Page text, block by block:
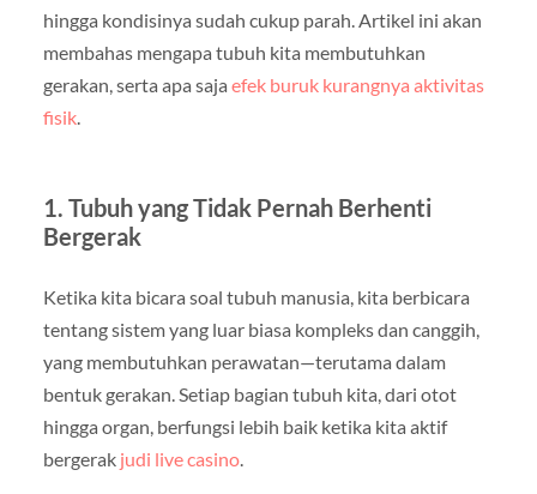
hingga kondisinya sudah cukup parah. Artikel ini akan
membahas mengapa tubuh kita membutuhkan
gerakan, serta apa saja efek buruk kurangnya aktivitas
fisik.
1. Tubuh yang Tidak Pernah Berhenti
Bergerak
Ketika kita bicara soal tubuh manusia, kita berbicara
tentang sistem yang luar biasa kompleks dan canggih,
yang membutuhkan perawatan—terutama dalam
bentuk gerakan. Setiap bagian tubuh kita, dari otot
hingga organ, berfungsi lebih baik ketika kita aktif
bergerak judi live casino.